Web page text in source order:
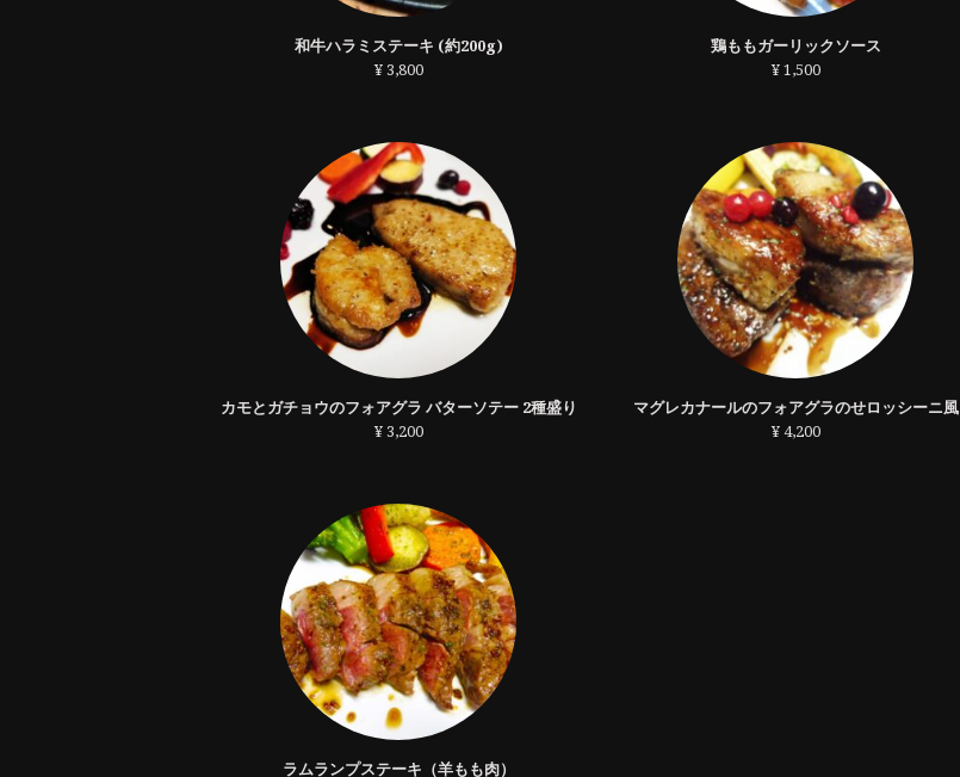
和牛ハラミステーキ (約200g)
¥ 3,800
鶏ももガーリックソース
¥ 1,500
カモとガチョウのフォアグラ バターソテー 2種盛り
¥ 3,200
マグレカナールのフォアグラのせロッシーニ風
¥ 4,200
ラムランプステーキ（羊もも肉）